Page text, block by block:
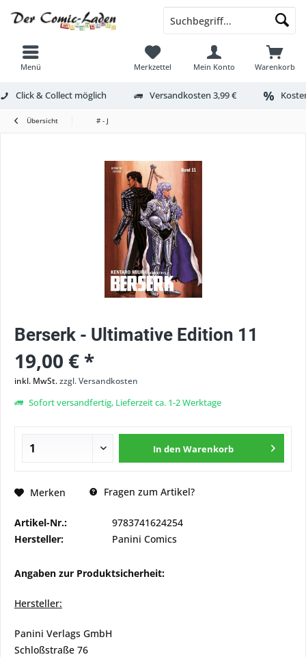
Menü Warenkorb
Merkzettel Mein Konto
Click & Collect möglich Versandkosten 3,99 €
Übersicht # - J
Berserk - Ultimative Edition 11
19,00 € *
inkl. MwSt.zzgl. Versandkosten
Sofort versandfertig, Lieferzeit ca. 1-2 Werktage
In den Warenkorb
Merken Fragen zum Artikel?
Artikel-Nr.:
9783741624254
Hersteller:
Panini Comics
Angaben zur Produktsicherheit:
Hersteller:
Panini Verlags GmbH
Schloßstraße 76